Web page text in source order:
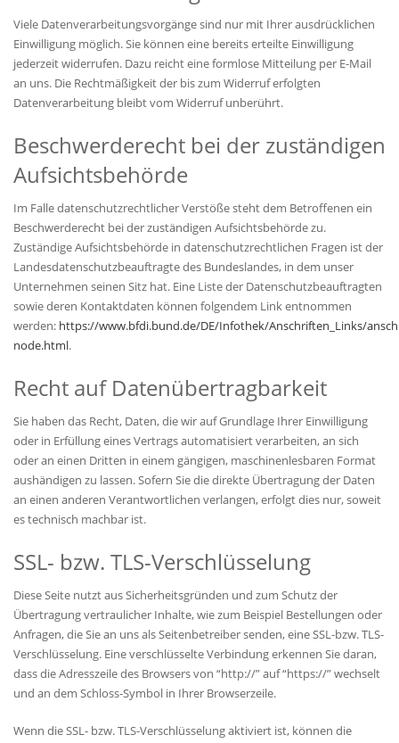
Viele Datenverarbeitungsvorgänge sind nur mit Ihrer ausdrücklichen
Einwilligung möglich. Sie können eine bereits erteilte Einwilligung
jederzeit widerrufen. Dazu reicht eine formlose Mitteilung per E-Mail
an uns. Die Rechtmäßigkeit der bis zum Widerruf erfolgten
Datenverarbeitung bleibt vom Widerruf unberührt.
Beschwerderecht bei der zuständigen
Aufsichtsbehörde
Im Falle datenschutzrechtlicher Verstöße steht dem Betroffenen ein
Beschwerderecht bei der zuständigen Aufsichtsbehörde zu.
Zuständige Aufsichtsbehörde in datenschutzrechtlichen Fragen ist der
Landesdatenschutzbeauftragte des Bundeslandes, in dem unser
Unternehmen seinen Sitz hat. Eine Liste der Datenschutzbeauftragten
sowie deren Kontaktdaten können folgendem Link entnommen
werden: https://www.bfdi.bund.de/DE/Infothek/Anschriften_Links/
node.html.
Recht auf Datenübertragbarkeit
Sie haben das Recht, Daten, die wir auf Grundlage Ihrer Einwilligung
oder in Erfüllung eines Vertrags automatisiert verarbeiten, an sich
oder an einen Dritten in einem gängigen, maschinenlesbaren Format
aushändigen zu lassen. Sofern Sie die direkte Übertragung der Daten
an einen anderen Verantwortlichen verlangen, erfolgt dies nur, soweit
es technisch machbar ist.
SSL- bzw. TLS-Verschlüsselung
Diese Seite nutzt aus Sicherheitsgründen und zum Schutz der
Übertragung vertraulicher Inhalte, wie zum Beispiel Bestellungen oder
Anfragen, die Sie an uns als Seitenbetreiber senden, eine SSL-bzw. TLS-
Verschlüsselung. Eine verschlüsselte Verbindung erkennen Sie daran,
dass die Adresszeile des Browsers von “http://” auf “https://” wechselt
und an dem Schloss-Symbol in Ihrer Browserzeile.
Wenn die SSL- bzw. TLS-Verschlüsselung aktiviert ist, können die